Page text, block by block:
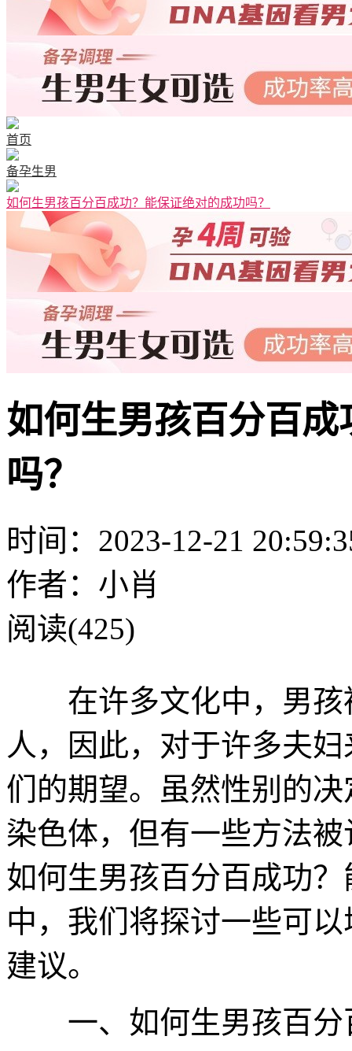
首页
备孕生男
如何生男孩百分百成功？能保证绝对的成功吗？
如何生男孩百分百
吗？
时间：2023-12-21
作者：小肖
阅读(425)
在许多文化中，男孩
人，因此，对于许多夫
们的期望。虽然性别的
染色体，但有一些方法
如何生男孩百分百成功
中，我们将探讨一些可
建议。
一、如何生男孩百分